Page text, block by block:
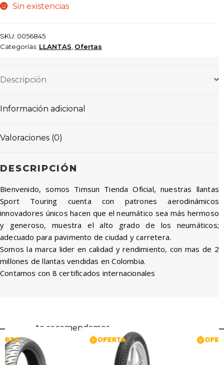
Sin existencias
SKU: 0056845
Categorías: LLANTAS Ofertas
Descripción
Información adicional
Valoraciones (0)
DESCRIPCIÓN
Bienvenido, somos Timsun Tienda Oficial, nuestras llantas
Sport Touring cuenta con patrones aerodinámicos
innovadores únicos hacen que el neumático sea más hermoso
y generoso, muestra el alto grado de los neumáticos;
adecuado para pavimento de ciudad y carretera.
Somos la marca lider en calidad y rendimiento, con mas de 2
millones de llantas vendidas en Colombia.
Contamos con 8 certificados internacionales
te recomendamos...